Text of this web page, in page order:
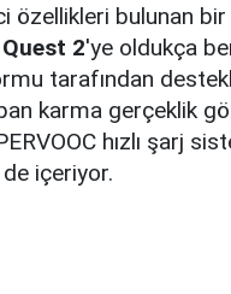
özellikleri bulunan bir
Quest 2'ye oldukça
tarafından
karma gerçeklik
hızlı şarj
de içeriyor.